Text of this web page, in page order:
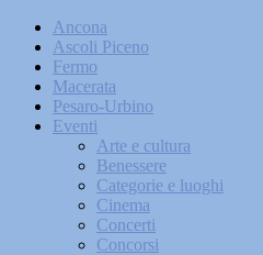
Ancona
Ascoli Piceno
Fermo
Macerata
Pesaro-Urbino
Eventi
Arte e cultura
Benessere
Categorie e luoghi
Cinema
Concerti
Concorsi